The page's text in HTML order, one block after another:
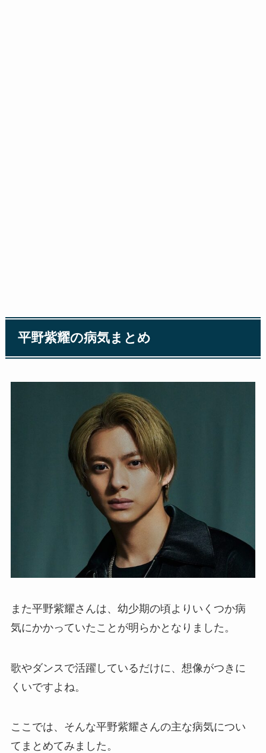
平野紫耀の病気まとめ
また平野紫耀さんは、幼少期の頃よりいくつか病
気にかかっていたことが明らかとなりました。
歌やダンスで活躍しているだけに、想像がつきに
くいですよね。
ここでは、そんな平野紫耀さんの主な病気につい
てまとめてみました。